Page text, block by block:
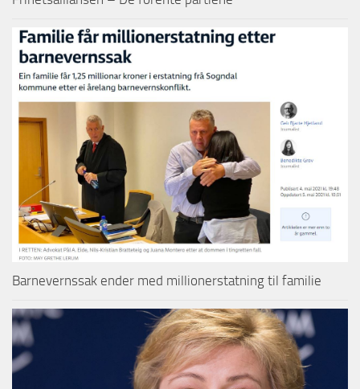
Barnevernssak ender med millionerstatning til familie